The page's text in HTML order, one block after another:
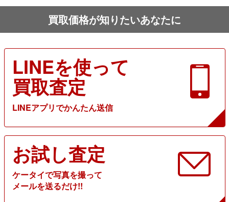
買取価格が知りたいあなたに
LINEを使って
買取査定
LINEアプリでかんたん送信
お試し査定
ケータイで写真を撮って
メールを送るだけ!!